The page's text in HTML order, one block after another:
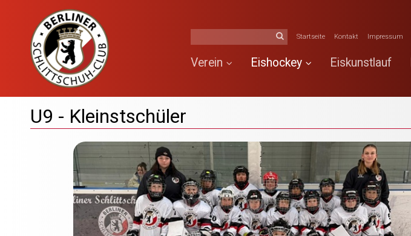
Startseite Kontakt Impressum
Verein Eishockey Eiskunstlauf
U9 - Kleinstschüler